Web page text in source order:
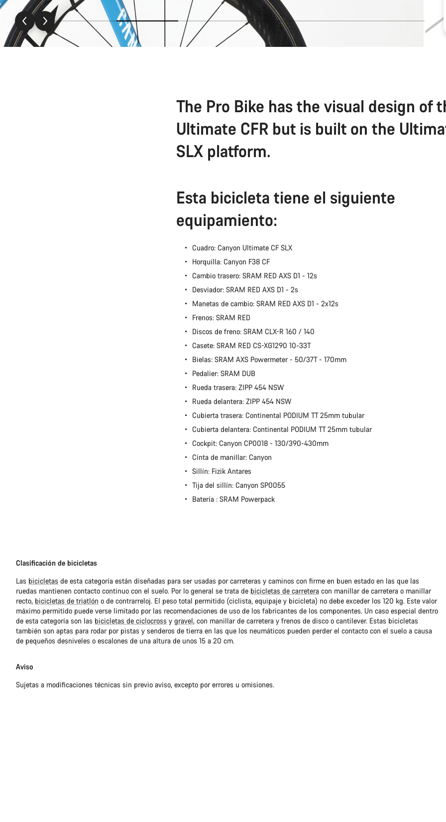
The Pro Bike has the visual design of
Ultimate CFR but is built on the
SLX platform.
Esta bicicleta tiene el siguiente
equipamiento:
Cuadro: Canyon Ultimate CF SLX
Horquilla: Canyon F38 CF
Cambio trasero: SRAM RED AXS D1 - 12s
Desviador: SRAM RED AXS D1 - 2s
Manetas de cambio: SRAM RED AXS D1 - 2x12s
Frenos: SRAM RED
Discos de freno: SRAM CLX-R 160 / 140
Casete: SRAM RED CS-XG1290 10-33T
Bielas: SRAM AXS Powermeter - 50/37T - 170mm
Pedalier: SRAM DUB
Rueda trasera: ZIPP 454 NSW
Rueda delantera: ZIPP 454 NSW
Cubierta trasera: Continental PODIUM TT 25mm tubular
Cubierta delantera: Continental PODIUM TT 25mm tubular
Cockpit: Canyon CP0018 - 130/390-430mm
Cinta de manillar: Canyon
Sillín: Fizik Antares
Tija del sillín: Canyon SP0055
Batería : SRAM Powerpack
Clasificación de bicicletas
Las bicicletas de esta categoría están diseñadas para ser usadas por carreteras y caminos con firme en buen estado en las que las
ruedas mantienen contacto continuo con el suelo. Por lo general se trata de bicicletas de carretera con manillar de carretera o manillar
recto, bicicletas de triatlón o de contrarreloj. El peso total permitido (ciclista, equipaje y bicicleta) no debe exceder los 120 kg. Este valor
máximo permitido puede verse limitado por las recomendaciones de uso de los fabricantes de los componentes. Un caso especial dentro
de esta categoría son las bicicletas de ciclocross y gravel, con manillar de carretera y frenos de disco o cantilever. Estas bicicletas
también son aptas para rodar por pistas y senderos de tierra en las que los neumáticos pueden perder el contacto con el suelo a causa
de pequeños desniveles o escalones de una altura de unos 15 a 20 cm.
Aviso
Sujetas a modificaciones técnicas sin previo aviso, excepto por errores u omisiones.